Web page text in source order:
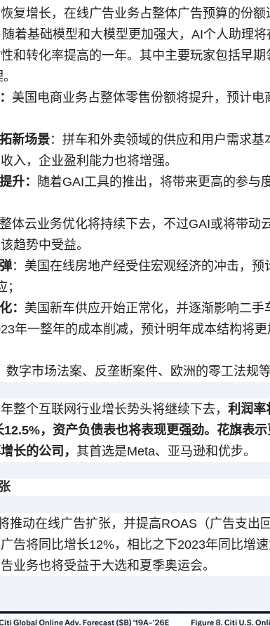
复增长，在线广告业务占整体广告预算的份额
随着基础模型和大模型更加强大，AI个人助理
和转化率提高的一年。其中主要玩家包括早
美国电商业务占整体零售份额将提升，预计
新场景：拼车和外卖领域的供应和用户需求基
入，企业盈利能力也将增强。
升：
随着GAI工具的推出，将带来更高的参与
整体云业务优化将持续下去，不过GAI或将带动
趋势中受益。
：美国在线房地产经受住宏观经济的冲击，预
： 美国新车供应开始正常化，并逐渐影响二手
年一整年的成本削减，预计明年成本结构将
数字市场法案、反垄断案件、欧洲的零工法规
整个互联网行业增长势头将继续下去， 利润率
，资产负债表也将表现更强劲。花旗表
长的公司， 其首选是Meta、亚马逊和优步。
推动在线广告扩张，并提高ROAS（广告支出
告将同比增长12%，相比之下2023年同比增
业务也将受益于大选和夏季奥运会。